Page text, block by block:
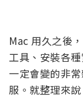
Mac 用久之後
工具、安裝各
一定會變的非
服。就整理來